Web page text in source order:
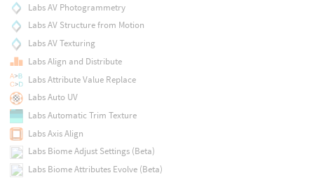
Labs AV Photogrammetry
Labs AV Structure from Motion
Labs AV Texturing
Labs Align and Distribute
Labs Attribute Value Replace
Labs Auto UV
Labs Automatic Trim Texture
Labs Axis Align
Labs Biome Adjust Settings (Beta)
Labs Biome Attributes Evolve (Beta)